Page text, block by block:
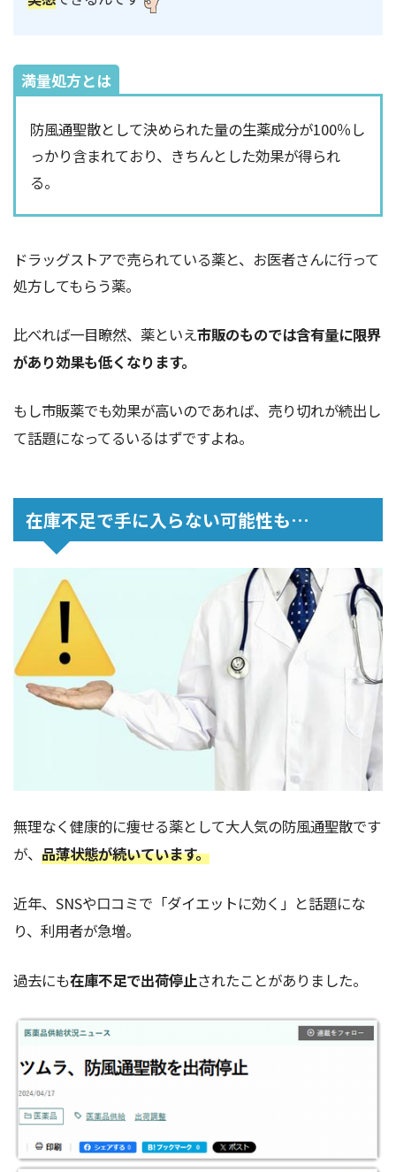
満量処方とは
防風通聖散として決められた量の生薬成分が100％し
っかり含まれており、きちんとした効果が得られ
る。
ドラッグストアで売られている薬と、お医者さんに行って
処方してもらう薬。
比べれば一目瞭然、薬といえ市販のものでは含有量に限界
があり効果も低くなります。
もし市販薬でも効果が高いのであれば、売り切れが続出し
て話題になってるいるはずですよね。
在庫不足で手に入らない可能性も…
無理なく健康的に痩せる薬として大人気の防風通聖散です
が、 品薄状態が続いています。
近年、SNSや口コミで「ダイエットに効く」と話題にな
り、利用者が急増。
過去にも在庫不足で出荷停止されたことがありました。